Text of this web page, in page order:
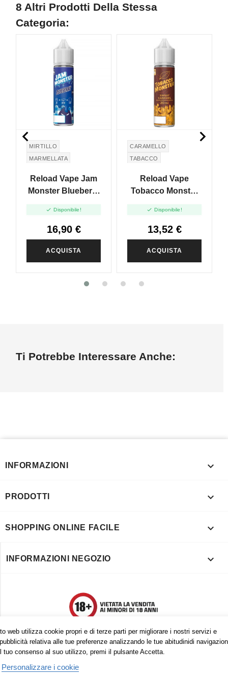
8 Altri Prodotti Della Stessa
Categoria:
MIRTILLO
MARMELLATA
Reload Vape Jam
Monster Blueberry
20 Ml
 Disponibile!
16,90 €
ACQUISTA
CARAMELLO
TABACCO
Reload Vape
Tobacco Monster
Vape Shot - 20 Ml
 Disponibile!
13,52 €
ACQUISTA
 
Ti Potrebbe Interessare Anche:
web utilizza cookie propri e di terze parti per migliorare i nostri servizi e
relativa alle tue preferenze analizzando le tue abitudinidi
tuo consenso al suo utilizzo, premi il pulsante Accetta.
Personalizzare i cookie
INFORMAZIONI 
PRODOTTI 
SHOPPING ONLINE FACILE 
INFORMAZIONI NEGOZIO 